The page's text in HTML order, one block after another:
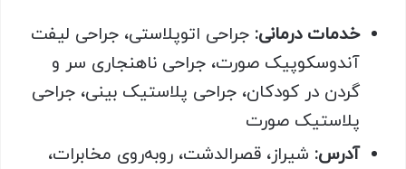
خدمات درمانی: جراحی اتوپلاستی، جراحی لیفت
آندوسکوپیک صورت، جراحی ناهنجاری سر و
گردن در کودکان، جراحی پلاستیک بینی، جراحی
پلاستیک صورت
آدرس: شیراز، قصرالدشت، روبه‌روی مخابرات،